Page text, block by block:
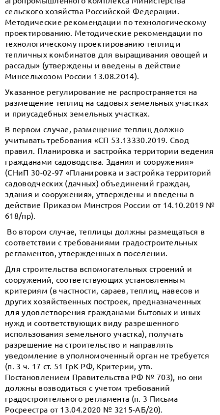
сельского хозяйства Российской Федерации.
Методические рекомендации по технологическому
проектированию. Методические рекомендации по
технологическому проектированию теплиц и
тепличных комбинатов для выращивания овощей и
рассады» (утверждены и введены в действие
Минсельхозом России 13.08.2014).
Указанное регулирование не распространяется на
размещение теплиц на садовых земельных участках
и приусадебных земельных участках.
В первом случае, размещение теплиц должно
учитывать требования «СП 53.13330.2019. Свод
правил. Планировка и застройка территории ведения
гражданами садоводства. Здания и сооружения»
(СНиП 30-02-97 «Планировка и застройка территорий
садоводческих (дачных) объединений граждан,
здания и сооружения», утверждены и введены в
действие Приказом Минстроя России от 14.10.2019 №
618/пр).
Во втором случае, теплицы должны размещаться в
соответствии с требованиями градостроительных
регламентов, утвержденных в поселении.
Для строительства вспомогательных строений и
сооружений, соответствующих установленным
критериям (в частности, сараев, теплиц, навесов и
других хозяйственных построек, предназначенных
для удовлетворения гражданами бытовых и иных
нужд и соответствующих виду разрешенного
использования земельного участка), получать
разрешение на строительство и направлять
уведомление в уполномоченный орган не требуется
(п. 3 ч. 17 ст. 51 ГрК РФ, Критерии, утв.
Постановлением Правительства РФ № 703), но они
должны возводиться с учетом требований
градостроительного регламента (п. 3 Письма
Росреестра от 13.04.2020 № 3215-АБ/20).